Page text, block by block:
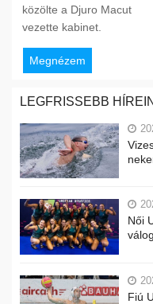
közölte a Djuro Macut
vezette kabinet.
Megnézem
LEGFRISSEBB
Női
Fiú